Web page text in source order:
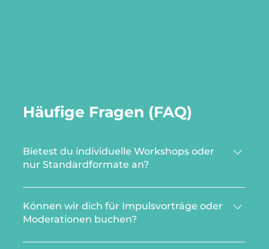
Häufige Fragen (FAQ)
Bietest du individuelle Workshops oder
nur Standardformate an?
Ich arbeite ausschließlich mit individuell
angepassten Formaten. Auch wenn es feste
Themen gibt, werden Inhalte, Beispiele und
Können wir dich für Impulsvorträge oder
Moderationen buchen?
Ja, sehr gerne. Ich halte seit vielen Jahren